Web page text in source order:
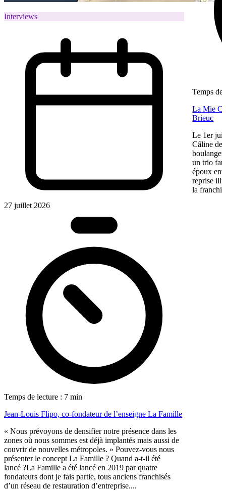
Interviews
27 juillet 2026
Temps de lecture : 7 min
Jean-Louis Flipo, co-fondateur de l’enseigne La Famille
« Nous prévoyons de densifier notre présence dans les
zones où nous sommes est déjà implantés mais aussi de
couvrir de nouvelles métropoles. » Pouvez-vous nous
présenter le concept La Famille ? Quand a-t-il été
lancé ?La Famille a été lancé en 2019 par quatre
fondateurs dont je fais partie, tous anciens franchisés
d’un réseau de restauration d’entreprise....
Temps de
La Mie
Brieuc
Le 1er
Câline de
un trio
époux
reprise
la